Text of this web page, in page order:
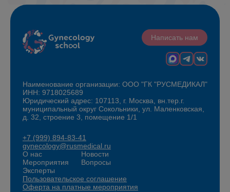
Написать нам
Наименование организации: ООО "ГК "РУСМЕДИКАЛ"
ИНН: 9718025689
Юридический адрес: 107113, г. Москва, вн.тер.г.
муниципальный округ Сокольники, ул. Маленковская,
д. 32, строение 3, помещение 1/1
+7 (999) 894-83-41
gynecology@rusmedical.ru
О нас
Мероприятия
Эксперты
Новости
Вопросы
Пользовательское соглашение
Оферта на платные мероприятия